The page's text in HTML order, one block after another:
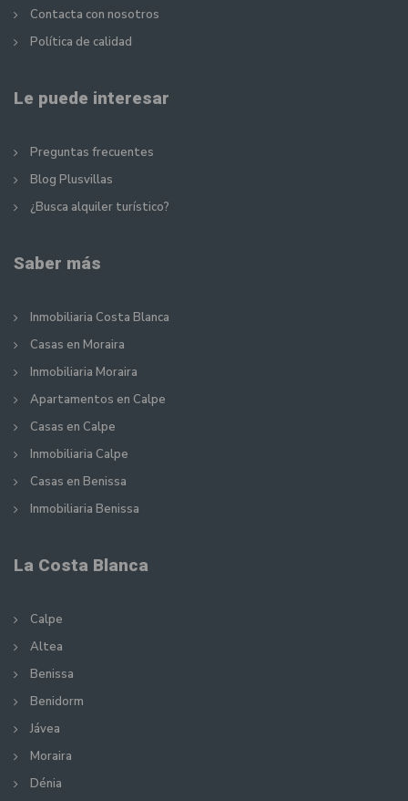
Contacta con nosotros
Política de calidad
Le puede interesar
Preguntas frecuentes
Blog Plusvillas
¿Busca alquiler turístico?
Saber más
Inmobiliaria Costa Blanca
Casas en Moraira
Inmobiliaria Moraira
Apartamentos en Calpe
Casas en Calpe
Inmobiliaria Calpe
Casas en Benissa
Inmobiliaria Benissa
La Costa Blanca
Calpe
Altea
Benissa
Benidorm
Jávea
Moraira
Dénia